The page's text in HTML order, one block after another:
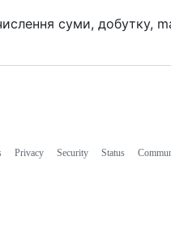
суми, добутку,
Privacy Security Status